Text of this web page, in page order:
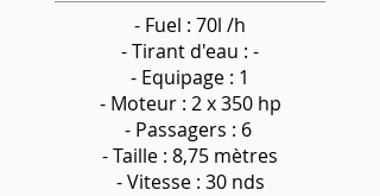
- Fuel : 70l /h
-Tirant d'eau : -
- Equipage : 1
- Moteur : 2 x 350 hp
- Passagers : 6
- Taille : 8,75 mètres
- Vitesse : 30 nds